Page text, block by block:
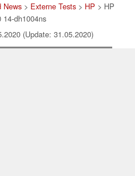
News> Externe Tests> HP > HP
14-dh1004ns
(Update: 31.05.2020)